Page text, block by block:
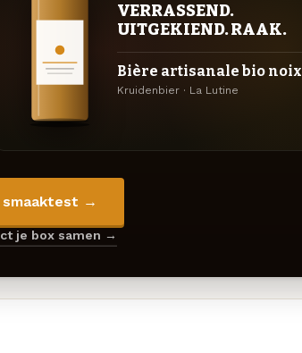
VERRASSEND.
UITGEKIEND. RAAK.
Bière artisanale bio noix
Kruidenbier · La Lutine
smaaktest →
je box samen →